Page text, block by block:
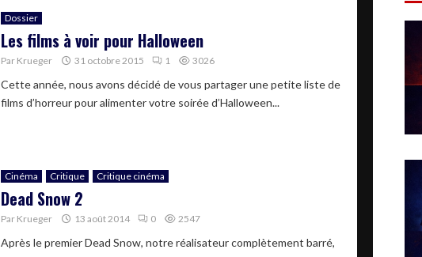
Dossier
Les films à voir pour Halloween
Par Krueger 31 octobre 2015 1 3026
Cette année, nous avons décidé de vous partager une petite liste de
films d’horreur pour alimenter votre soirée d’Halloween...
Cinéma Critique Critique cinéma
Dead Snow 2
Par Krueger 13 août 2014 0 2547
Après le premier Dead Snow, notre réalisateur complètement barré,